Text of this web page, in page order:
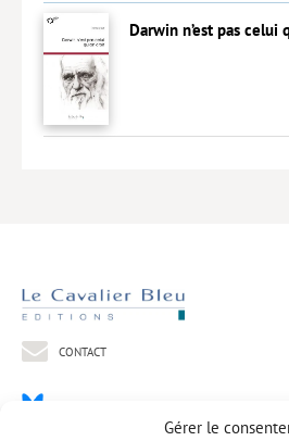
Gérer le
MiMed
PARTENARIATS
Livres blancs
Darwin n’est pas celui
CONTACT